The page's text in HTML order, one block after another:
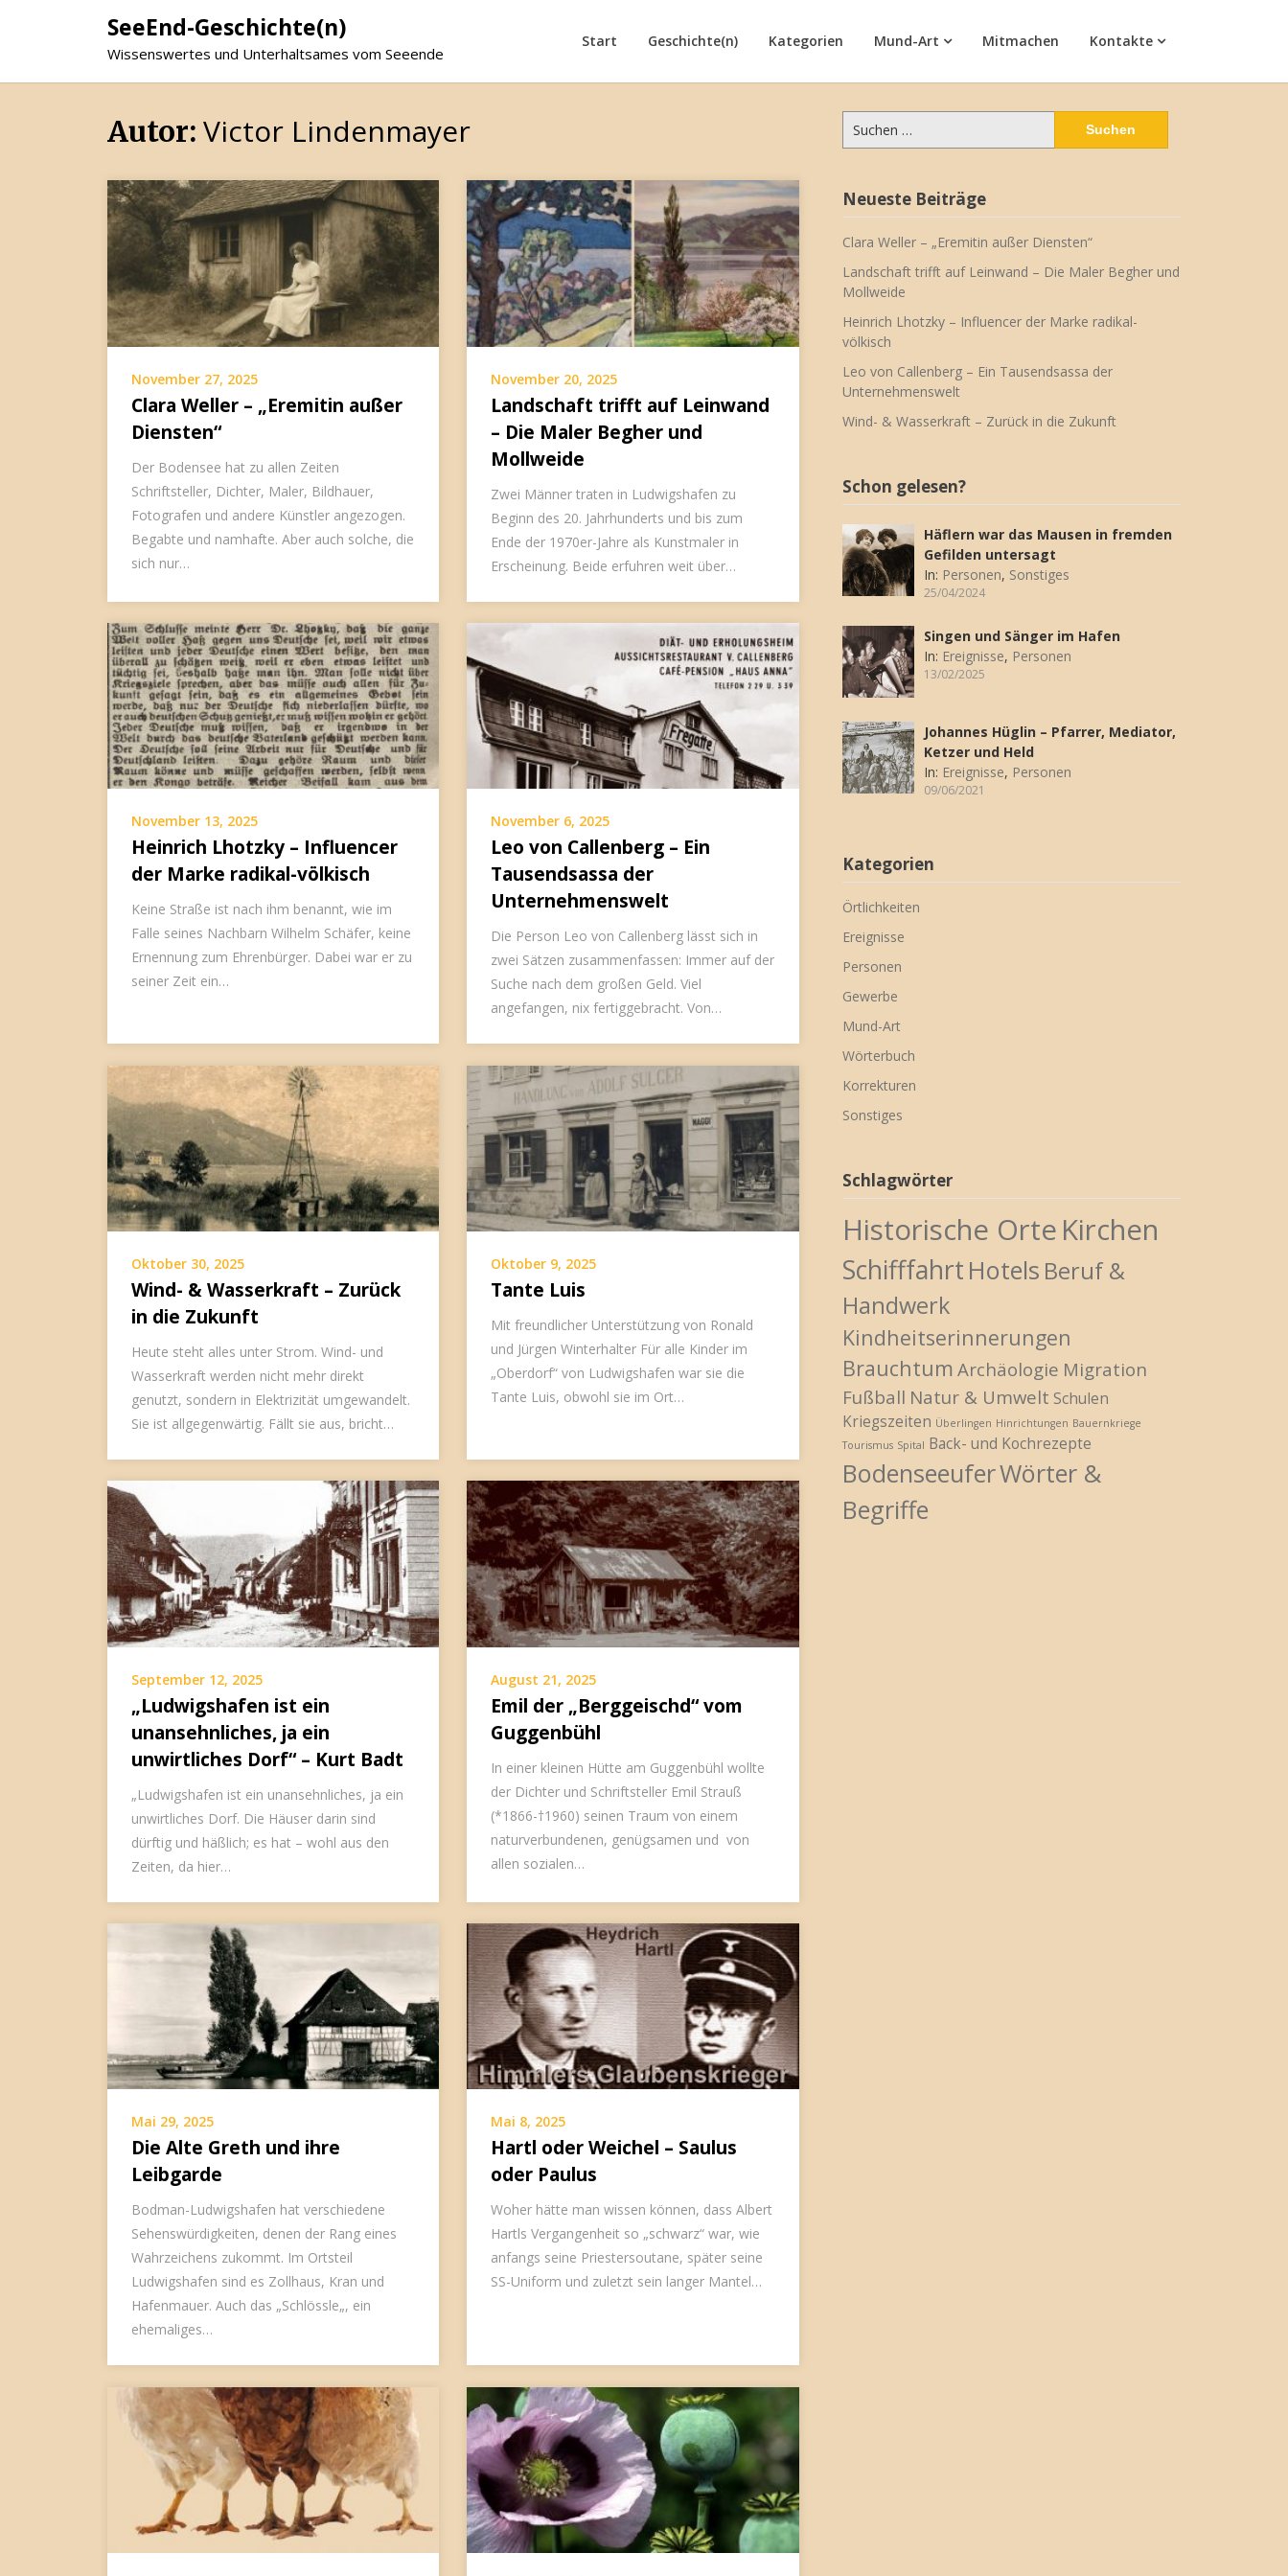
SeeEnd-Geschichte(n)
Wissenswertes und Unterhaltsames vom Seeende
Start Geschichte(n) Kategorien Mund-Art Mitmachen Kontakte
Autor: Victor Lindenmayer
November 27, 2025
Clara Weller – „Eremitin außer
Diensten“
Der Bodensee hat zu allen Zeiten
Schriftsteller, Dichter, Maler, Bildhauer,
Fotografen und andere Künstler angezogen.
Begabte und namhafte. Aber auch solche, die
sich nur…
November 20, 2025
Landschaft trifft auf Leinwand
– Die Maler Begher und
Mollweide
Zwei Männer traten in Ludwigshafen zu
Beginn des 20. Jahrhunderts und bis zum
Ende der 1970er-Jahre als Kunstmaler in
Erscheinung. Beide erfuhren weit über…
November 13, 2025
Heinrich Lhotzky – Influencer
der Marke radikal-völkisch
Keine Straße ist nach ihm benannt, wie im
Falle seines Nachbarn Wilhelm Schäfer, keine
Ernennung zum Ehrenbürger. Dabei war er zu
seiner Zeit ein…
November 6, 2025
Leo von Callenberg – Ein
Tausendsassa der
Unternehmenswelt
Die Person Leo von Callenberg lässt sich in
zwei Sätzen zusammenfassen: Immer auf der
Suche nach dem großen Geld. Viel
angefangen, nix fertiggebracht. Von…
Oktober 30, 2025
Wind- & Wasserkraft – Zurück
in die Zukunft
Heute steht alles unter Strom. Wind- und
Wasserkraft werden nicht mehr direkt
genutzt, sondern in Elektrizität umgewandelt.
Sie ist allgegenwärtig. Fällt sie aus, bricht…
Oktober 9, 2025
Tante Luis
Mit freundlicher Unterstützung von Ronald
und Jürgen Winterhalter Für alle Kinder im
„Oberdorf“ von Ludwigshafen war sie die
Tante Luis, obwohl sie im Ort…
September 12, 2025
„Ludwigshafen ist ein
unansehnliches, ja ein
unwirtliches Dorf“ – Kurt Badt
„Ludwigshafen ist ein unansehnliches, ja ein
unwirtliches Dorf. Die Häuser darin sind
dürftig und häßlich; es hat – wohl aus den
Zeiten, da hier…
August 21, 2025
Emil der „Berggeischd“ vom
Guggenbühl
In einer kleinen Hütte am Guggenbühl wollte
der Dichter und Schriftsteller Emil Strauß
(*1866-†1960) seinen Traum von einem
naturverbundenen, genügsamen und von
allen sozialen…
Mai 29, 2025
Die Alte Greth und ihre
Leibgarde
Bodman-Ludwigshafen hat verschiedene
Sehenswürdigkeiten, denen der Rang eines
Wahrzeichens zukommt. Im Ortsteil
Ludwigshafen sind es Zollhaus, Kran und
Hafenmauer. Auch das „Schlössle„, ein
ehemaliges…
Mai 8, 2025
Hartl oder Weichel – Saulus
oder Paulus
Woher hätte man wissen können, dass Albert
Hartls Vergangenheit so „schwarz“ war, wie
anfangs seine Priestersoutane, später seine
SS-Uniform und zuletzt sein langer Mantel…
Suchen
nach:
Neueste Beiträge
Clara Weller – „Eremitin außer Diensten“
Landschaft trifft auf Leinwand – Die Maler Begher und
Mollweide
Heinrich Lhotzky – Influencer der Marke radikal-
völkisch
Leo von Callenberg – Ein Tausendsassa der
Unternehmenswelt
Wind- & Wasserkraft – Zurück in die Zukunft
Schon gelesen?
Häflern war das Mausen in fremden
Gefilden untersagt
In: Personen, Sonstiges
25/04/2024
Singen und Sänger im Hafen
In: Ereignisse, Personen
13/02/2025
Johannes Hüglin – Pfarrer, Mediator,
Ketzer und Held
In: Ereignisse, Personen
09/06/2021
Kategorien
Örtlichkeiten
Ereignisse
Personen
Gewerbe
Mund-Art
Wörterbuch
Korrekturen
Sonstiges
Schlagwörter
Historische Orte Kirchen
Schifffahrt Hotels Beruf &
Handwerk
Kindheitserinnerungen
Brauchtum Archäologie Migration
Fußball Natur & Umwelt Schulen
Kriegszeiten Überlingen Hinrichtungen Bauernkriege
Tourismus Spital Back- und Kochrezepte
BodenseeuferWörter &
Begriffe